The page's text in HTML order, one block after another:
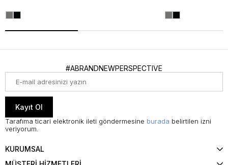
#ABRANDNEWPERSPECTIVE
Kayıt Ol
Tarafıma ticari elektronik ileti göndermesine burada belirtilen izni
veriyorum.
KURUMSAL